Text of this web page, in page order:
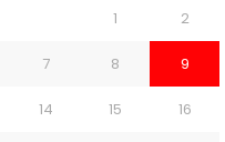
1 2
7 8 9
14 15 16